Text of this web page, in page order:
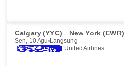
Calgary (YYC) New York (EWR)
Sen, 10 Agu Langsung
United Airlines